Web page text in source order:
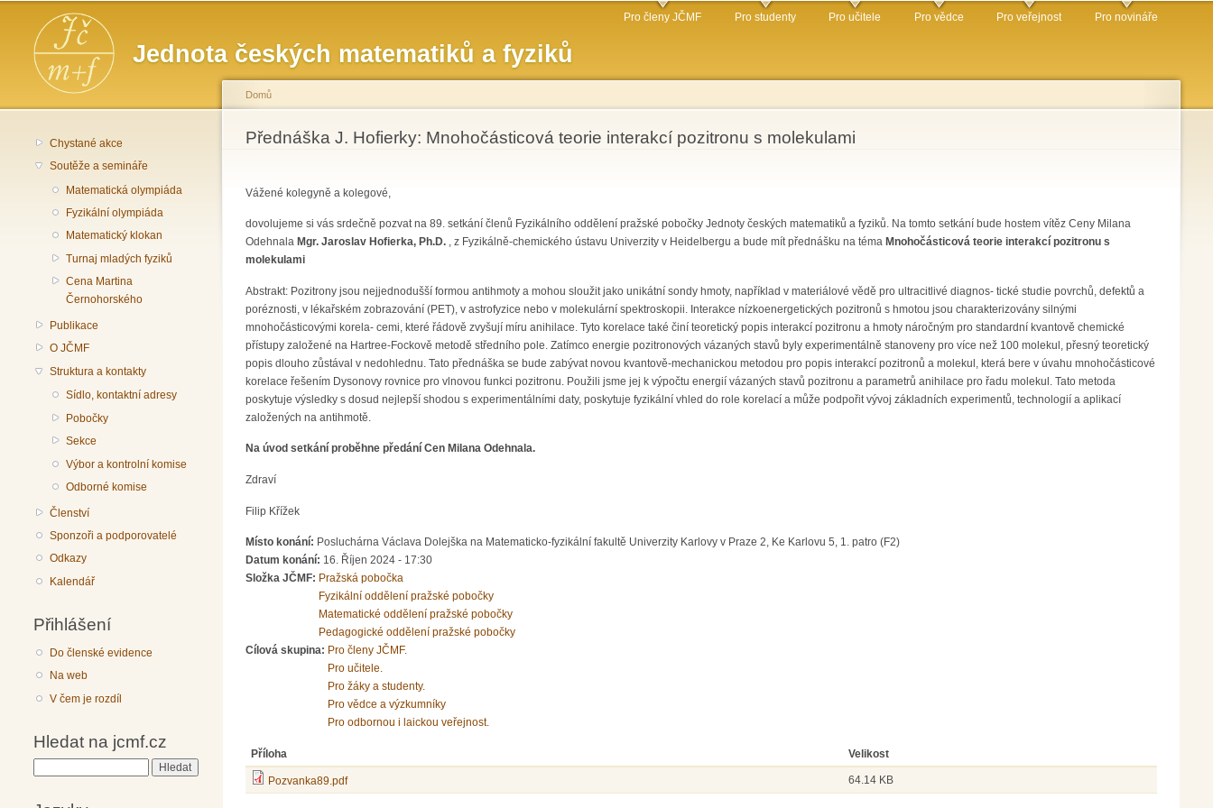
obsahu
Jednota českých matematiků a fyziků
Hlavní menu Pro členy JČMF Pro studenty Pro učitele Pro vědce Pro veřejnost Pro novináře
Chystané akce
Soutěže a semináře
Matematická olympiáda
Fyzikální olympiáda
Matematický klokan
Turnaj mladých fyziků
Cena Martina
Černohorského
Publikace
O JČMF
Struktura a kontakty
Sídlo, kontaktní adresy
Pobočky
Sekce
Výbor a kontrolní komise
Odborné komise
Členství
Sponzoři a podporovatelé
Odkazy
Kalendář
Přihlášení
Do členské evidence
Na web
V čem je rozdíl
Hledat na jcmf.cz
Jste zde
Domů
Přednáška J. Hofierky: Mnohočásticová teorie interakcí pozitronu s molekulami
Vážené kolegyně a kolegové,
dovolujeme si vás srdečně pozvat na 89. setkání členů Fyzikálního oddělení pražské pobočky Jednoty českých matematiků a fyziků. Na tomto setkání bude hostem vítěz Ceny Milana
Odehnala Mgr. Jaroslav Hofierka, Ph.D. , z Fyzikálně-chemického ústavu Univerzity v Heidelbergu a bude mít přednášku na téma Mnohočásticová teorie interakcí pozitronu s
molekulami
Abstrakt: Pozitrony jsou nejjednodušší formou antihmoty a mohou sloužit jako unikátní sondy hmoty, například v materiálové vědě pro ultracitlivé diagnos- tické studie povrchů, defektů a
poréznosti, v lékařském zobrazování (PET), v astrofyzice nebo v molekulární spektroskopii. Interakce nízkoenergetických pozitronů s hmotou jsou charakterizovány silnými
mnohočásticovými korela- cemi, které řádově zvyšují míru anihilace. Tyto korelace také činí teoretický popis interakcí pozitronu a hmoty náročným pro standardní kvantově chemické
přístupy založené na Hartree-Fockově metodě středního pole. Zatímco energie pozitronových vázaných stavů byly experimentálně stanoveny pro více než 100 molekul, přesný teoretický
popis dlouho zůstával v nedohlednu. Tato přednáška se bude zabývat novou kvantově-mechanickou metodou pro popis interakcí pozitronů a molekul, která bere v úvahu mnohočásticové
korelace řešením Dysonovy rovnice pro vlnovou funkci pozitronu. Použili jsme jej k výpočtu energií vázaných stavů pozitronu a parametrů anihilace pro řadu molekul. Tato metoda
poskytuje výsledky s dosud nejlepší shodou s experimentálními daty, poskytuje fyzikální vhled do role korelací a může podpořit vývoj základních experimentů, technologií a aplikací
založených na antihmotě.
Na úvod setkání proběhne předání Cen Milana Odehnala.
Zdraví
Filip Křížek
Místo konání: Posluchárna Václava Dolejška na Matematicko-fyzikální fakultě Univerzity Karlovy v Praze 2, Ke Karlovu 5, 1. patro (F2)
Datum konání: 16. Říjen 2024 - 17:30
Složka JČMF: Pražská pobočka
Fyzikální oddělení pražské pobočky
Matematické oddělení pražské pobočky
Pedagogické oddělení pražské pobočky
Cílová skupina: Pro členy JČMF.
Pro učitele.
Pro žáky a studenty.
Pro vědce a výzkumníky
Pro odbornou i laickou veřejnost.
Příloha Velikost
Pozvanka89.pdf 64.14 KB